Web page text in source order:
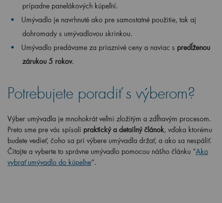
prípadne panelákových kúpeľní.
Umývadlo je navrhnuté ako pre samostatné použitie, tak aj
dohromady s umývadlovou skrinkou.
Umývadlo predávame za priaznivé ceny a naviac s predĺženou
zárukou 5 rokov.
Potrebujete poradiť s výberom?
Výber umývadla je mnohokrát veľmi zložitým a zdĺhavým procesom.
Preto sme pre vás spísali praktický a detailný článok, vďaka ktorému
budete vedieť, čoho sa pri výbere umývadla držať, a ako sa nespáliť.
Čítajte a vyberte to správne umývadlo pomocou nášho článku “Ako
vybrať umývadlo do kúpeľne”.